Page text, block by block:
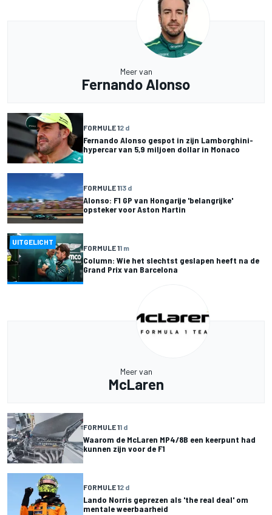
Meer van
Fernando Alonso
FORMULE 12 d
Fernando Alonso gespot in zijn Lamborghini-
hypercar van 5,9 miljoen dollar in Monaco
FORMULE 113 d
Alonso: F1 GP van Hongarije 'belangrijke'
opsteker voor Aston Martin
UITGELICHT
FORMULE 11 m
Column: Wie het slechtst geslapen heeft na de
Grand Prix van Barcelona
Meer van
McLaren
FORMULE 11 d
Waarom de McLaren MP4/8B een keerpunt had
kunnen zijn voor de F1
FORMULE 12 d
Lando Norris geprezen als 'the real deal' om
mentale weerbaarheid